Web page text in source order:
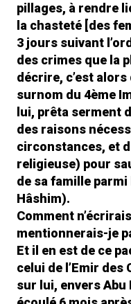
pillages, à rendre
la chasteté [des
3 jours suivant
des crimes que la
décrire, c’est alors
surnom du 4ème
lui, prêta serment
des raisons
circonstances, et
religieuse) pour
de sa famille
Hâshim).
Comment
mentionnerais-je
Et il en est de ce
celui de l’Emir des
sur lui, envers Abu